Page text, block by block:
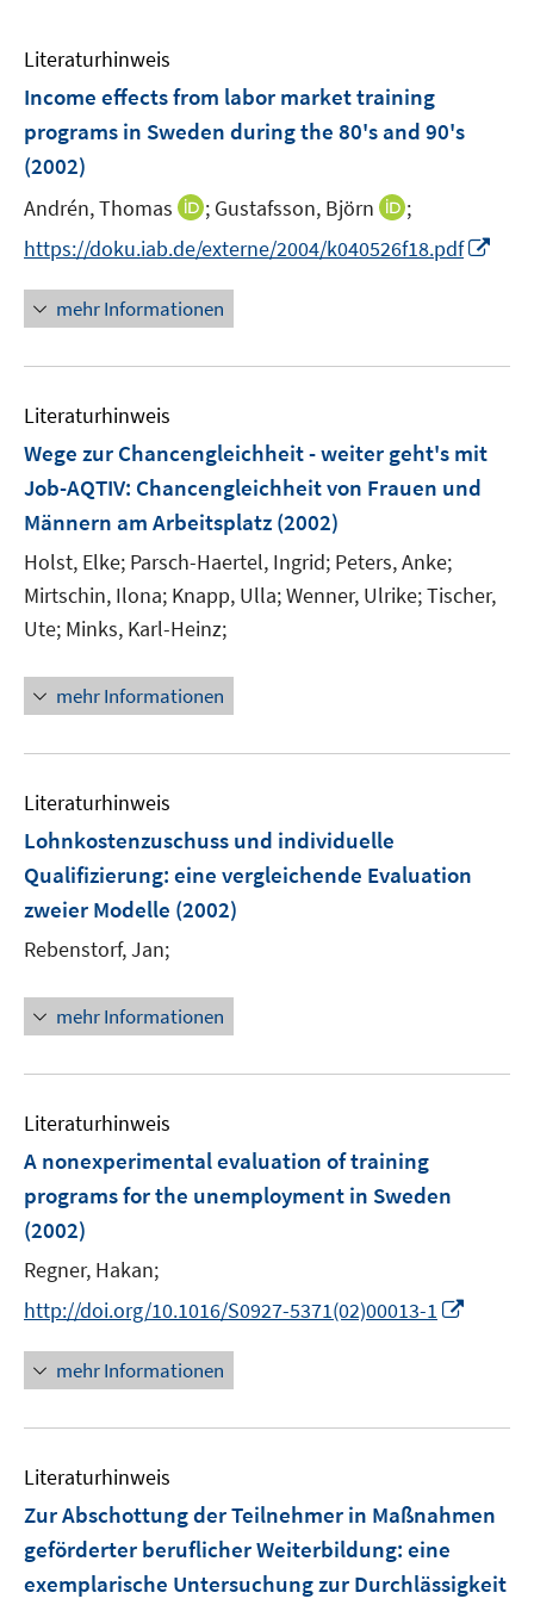
Literaturhinweis
Income effects from labor market training
programs in Sweden during the 80's and 90's
(2002)
Andrén, Thomas
I
n
e
u
n
s
t
e
r
ö
f
n
e
n
; Gustafsson, Björn
I
n
n
n
s
e
r
ö
n
;
https://doku.iab.de/externe/2004/k040526f18.pdf
u
e
e
mehr Informationen
Literaturhinweis
Wege zur Chancengleichheit - weiter geht's mit
Job-AQTIV: Chancengleichheit von Frauen und
Männern am Arbeitsplatz (2002)
Holst, Elke; Parsch-Haertel, Ingrid; Peters, Anke;
Mirtschin, Ilona; Knapp, Ulla;Wenner, Ulrike;Tischer,
Ute; Minks, Karl-Heinz;
mehr Informationen
Literaturhinweis
Lohnkostenzuschuss und individuelle
Qualifizierung: eine vergleichende Evaluation
zweier Modelle (2002)
Rebenstorf, Jan;
mehr Informationen
Literaturhinweis
A nonexperimental evaluation of training
programs for the unemployment in Sweden
(2002)
Regner, Hakan;
http://doi.org/10.1016/S0927-5371(02)00013-1
u
F
s
mehr Informationen
Literaturhinweis
Zur Abschottung der Teilnehmer in Maßnahmen
geförderter beruflicher Weiterbildung: eine
exemplarische Untersuchung zur Durchlässigkeit